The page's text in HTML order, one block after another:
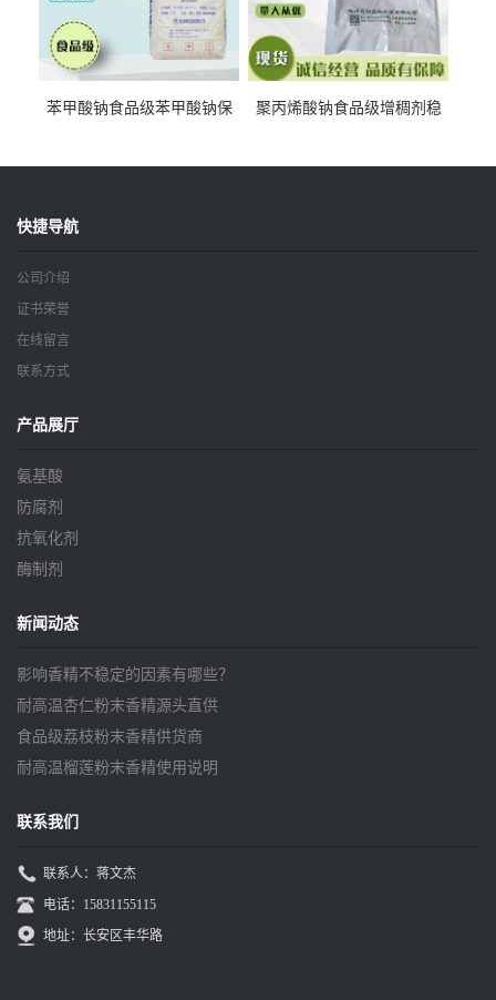
苯甲酸钠食品级苯甲酸钠保
聚丙烯酸钠食品级增稠剂稳
快捷导航
公司介绍
证书荣誉
在线留言
联系方式
产品展厅
氨基酸
防腐剂
抗氧化剂
酶制剂
新闻动态
影响香精不稳定的因素有哪些？
耐高温杏仁粉末香精源头直供
食品级荔枝粉末香精供货商
耐高温榴莲粉末香精使用说明
联系我们
联系人：蒋文杰
电话：15831155115
地址：长安区丰华路